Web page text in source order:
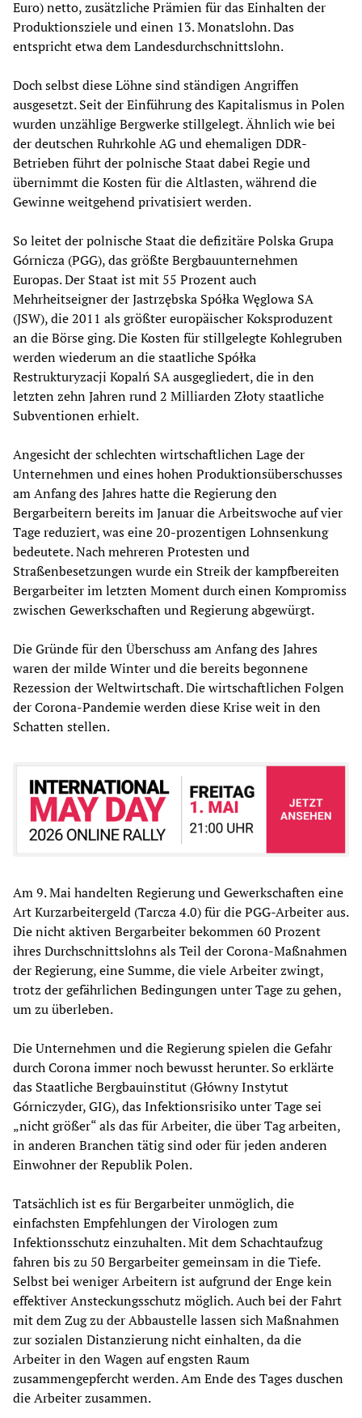
Euro) netto, zusätzliche Prämien für das Einhalten der
Produktionsziele und einen 13. Monatslohn. Das
entspricht etwa dem Landesdurchschnittslohn.
Doch selbst diese Löhne sind ständigen Angriffen
ausgesetzt. Seit der Einführung des Kapitalismus in Polen
wurden unzählige Bergwerke stillgelegt. Ähnlich wie bei
der deutschen Ruhrkohle AG und ehemaligen DDR-
Betrieben führt der polnische Staat dabei Regie und
übernimmt die Kosten für die Altlasten, während die
Gewinne weitgehend privatisiert werden.
So leitet der polnische Staat die defizitäre Polska Grupa
Górnicza (PGG), das größte Bergbauunternehmen
Europas. Der Staat ist mit 55 Prozent auch
Mehrheitseigner der Jastrzębska Spółka Węglowa SA
(JSW), die 2011 als größter europäischer Koksproduzent
an die Börse ging. Die Kosten für stillgelegte Kohlegruben
werden wiederum an die staatliche Spółka
Restrukturyzacji Kopalń SA ausgegliedert, die in den
letzten zehn Jahren rund 2 Milliarden Złoty staatliche
Subventionen erhielt.
Angesicht der schlechten wirtschaftlichen Lage der
Unternehmen und eines hohen Produktionsüberschusses
am Anfang des Jahres hatte die Regierung den
Bergarbeitern bereits im Januar die Arbeitswoche auf vier
Tage reduziert, was eine 20-prozentigen Lohnsenkung
bedeutete. Nach mehreren Protesten und
Straßenbesetzungen wurde ein Streik der kampfbereiten
Bergarbeiter im letzten Moment durch einen Kompromiss
zwischen Gewerkschaften und Regierung abgewürgt.
Die Gründe für den Überschuss am Anfang des Jahres
waren der milde Winter und die bereits begonnene
Rezession der Weltwirtschaft. Die wirtschaftlichen Folgen
der Corona-Pandemie werden diese Krise weit in den
Schatten stellen.
Am 9. Mai handelten Regierung und Gewerkschaften eine
Art Kurzarbeitergeld (Tarcza 4.0) für die PGG-Arbeiter aus.
Die nicht aktiven Bergarbeiter bekommen 60 Prozent
ihres Durchschnittslohns als Teil der Corona-Maßnahmen
der Regierung, eine Summe, die viele Arbeiter zwingt,
trotz der gefährlichen Bedingungen unter Tage zu gehen,
um zu überleben.
Die Unternehmen und die Regierung spielen die Gefahr
durch Corona immer noch bewusst herunter. So erklärte
das Staatliche Bergbauinstitut (Główny Instytut
Górniczyder, GIG), das Infektionsrisiko unter Tage sei
„nicht größer“ als das für Arbeiter, die über Tag arbeiten,
in anderen Branchen tätig sind oder für jeden anderen
Einwohner der Republik Polen.
Tatsächlich ist es für Bergarbeiter unmöglich, die
einfachsten Empfehlungen der Virologen zum
Infektionsschutz einzuhalten. Mit dem Schachtaufzug
fahren bis zu 50 Bergarbeiter gemeinsam in die Tiefe.
Selbst bei weniger Arbeitern ist aufgrund der Enge kein
effektiver Ansteckungsschutz möglich. Auch bei der Fahrt
mit dem Zug zu der Abbaustelle lassen sich Maßnahmen
zur sozialen Distanzierung nicht einhalten, da die
Arbeiter in den Wagen auf engsten Raum
zusammengepfercht werden. Am Ende des Tages duschen
die Arbeiter zusammen.